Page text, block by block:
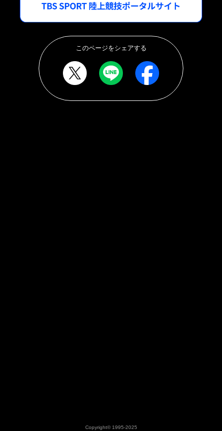
このページをシェアする
Copyright©1995-2025